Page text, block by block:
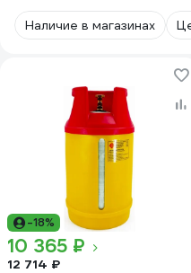
Наличие в магазинах
-18%
10 365 ₽
12 714 ₽